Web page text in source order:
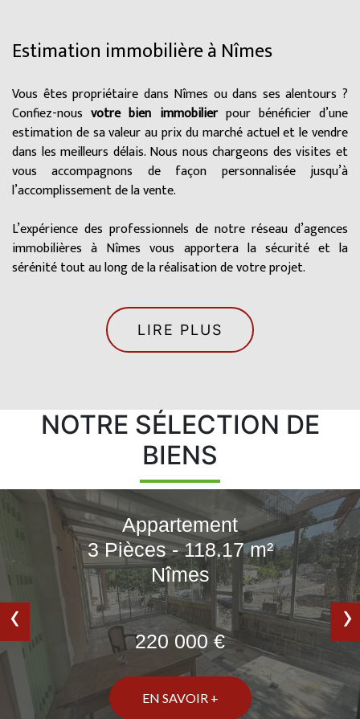
Estimation immobilière à Nîmes
Vous êtes propriétaire dans Nîmes ou dans ses alentours ?
Confiez-nousvotre bien immobilierpour bénéficier d’une
estimation de sa valeur au prix du marché actuel et le vendre
dans les meilleurs délais. Nous nous chargeons des visites et
vous accompagnons de façon personnalisée jusqu’à
l’accomplissement de la vente.
L’expérience des professionnels de notre réseau d’agences
immobilières à Nîmes vous apportera la sécurité et la
sérénité tout au long de la réalisation de votre projet.
LIRE PLUS
NOTRE SÉLECTION DE
BIENS
Appartement
3 Pièces - 118.17 m²
Nîmes
220 000 €
EN SAVOIR +
‹ ›